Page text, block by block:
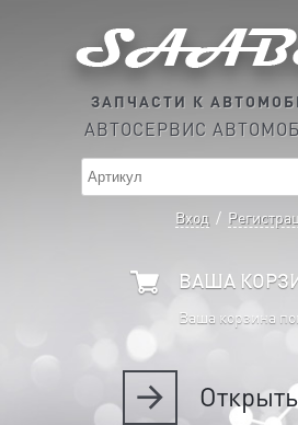
ЗАПЧАСТИ К
АВТОСЕРВИС
Вход /
ВАША
Ваша корзина
Открыть